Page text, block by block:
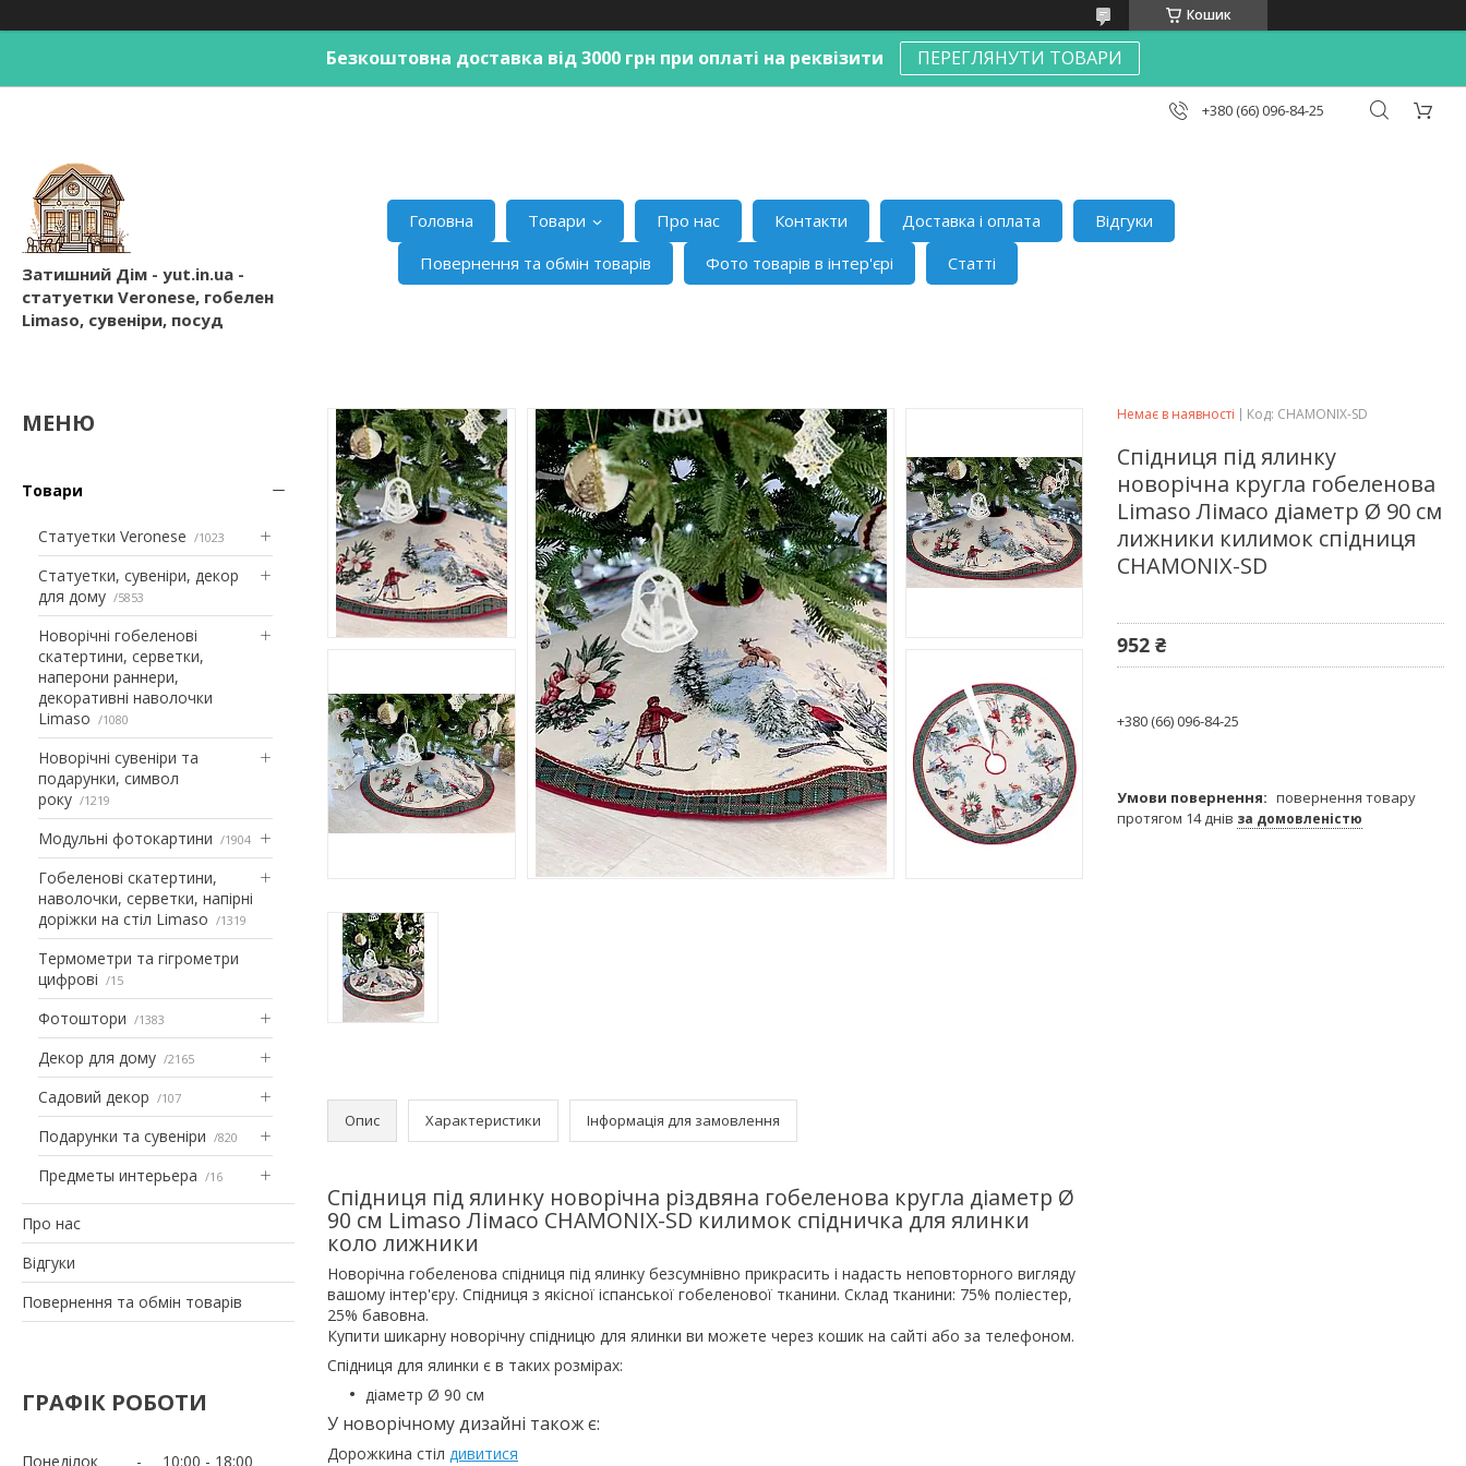
Кошик
Безкоштовна доставка від 3000 грн при оплаті на реквізити ПЕРЕГЛЯНУТИ ТОВАРИ
+380 (66) 096-84-25
Затишний Дім - yut.in.ua -
статуетки Veronese, гобелен
Limaso, сувеніри, посуд
Головна Товари Про нас Контакти Доставка і оплата
Відгуки
Повернення та обмін товарів
Фото товарів в інтер'єрі Статті
Товари
Статуетки Veronese 1023
Статуетки, сувеніри, декор
для дому
5853
Новорічні гобеленові
скатертини, серветки,
наперони раннери,
декоративні наволочки
Limaso
1080
Новорічні сувеніри та
подарунки, символ
року
1219
Модульні фотокартини 1904
Гобеленові скатертини,
наволочки, серветки, напірні
доріжки на стіл Limaso
1319
Термометри та гігрометри
цифрові
15
Фотоштори 1383
Декор для дому 2165
Садовий декор 107
Подарунки та сувеніри 820
Предметы интерьера 16
Про нас
Відгуки
Повернення та обмін товарів
ГРАФІК РОБОТИ
Понеділок 10:00 18:00
Опис Характеристики Інформація для замовлення
Спідниця під ялинку новорічна різдвяна гобеленова кругла діаметр Ø
90 см Limaso Лімасо CHAMONIX-SD килимок спідничка для ялинки
коло лижники
Новорічна гобеленова спідниця під ялинку безсумнівно прикрасить і надасть неповторного вигляду
вашому інтер'єру. Спідниця з якісної іспанської гобеленової тканини. Склад тканини: 75% поліестер,
25% бавовна.
Купити шикарну новорічну спідницю для ялинки ви можете через кошик на сайті або за телефоном.
Спідниця для ялинки є в таких розмірах:
діаметр Ø 90 см
У новорічному дизайні також є:
Дорожкина стіл дивитися
Немає в наявності Код: CHAMONIX-SD
Спідниця під ялинку
новорічна кругла гобеленова
Limaso Лімасо діаметр Ø 90 см
лижники килимок спідниця
CHAMONIX-SD
952 ₴
+380 (66) 096-84-25
повернення товару
протягом 14 днів за домовленістю